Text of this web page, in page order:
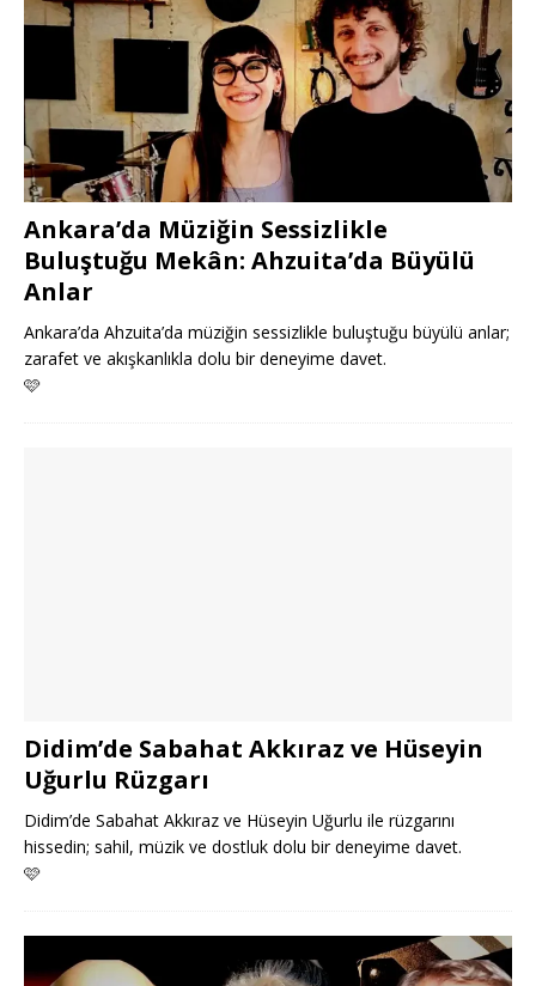
Ankara’da Müziğin Sessizlikle
Buluştuğu Mekân: Ahzuita’da Büyülü
Anlar
Ankara’da Ahzuita’da müziğin sessizlikle buluştuğu büyülü anlar;
zarafet ve akışkanlıkla dolu bir deneyime davet.
🩷
Didim’de Sabahat Akkıraz ve Hüseyin
Uğurlu Rüzgarı
Didim’de Sabahat Akkıraz ve Hüseyin Uğurlu ile rüzgarını
hissedin; sahil, müzik ve dostluk dolu bir deneyime davet.
🩷